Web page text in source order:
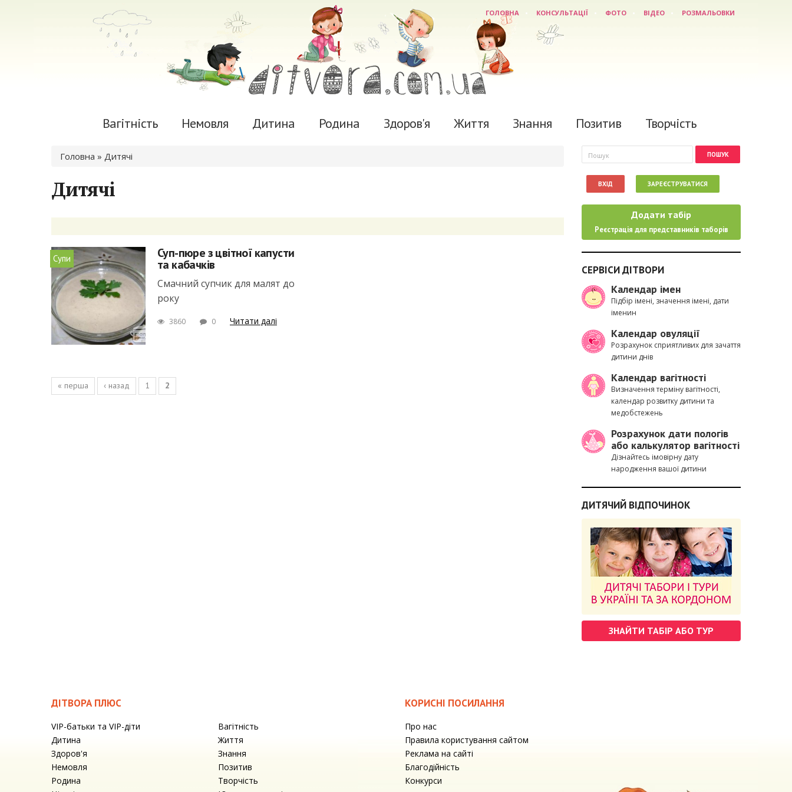
ГОЛОВНА КОНСУЛЬТАЦІЇ ФОТО ВІДЕО РОЗМАЛЬОВКИ
Вагітність Немовля Дитина Родина Здоров'я Життя Знання Позитив Творчість
Ви є тут
Головна » Дитячі
Дитячі
Супи Суп-пюре з цвітної капусти
та кабачків
Смачний супчик для малят до
року
3860 0 Читати далі
Сторінки
« перша ‹ назад 1 2
Пошукова форма
Пошук
ВХІД ЗАРЕЄСТРУВАТИСЯ
Додати табір
Реєстрація для представників таборів
СЕРВІСИ ДІТВОРИ
Календар імен
Підбір імені, значення імені, дати
іменин
Календар овуляції
Розрахунок сприятливих для зачаття
дитини днів
Календар вагітності
Визначення терміну вагітності,
календар розвитку дитини та
медобстежень
Розрахунок дати пологів
або калькулятор вагітності
Дізнайтесь імовірну дату
народження вашої дитини
ДИТЯЧИЙ ВІДПОЧИНОК
ЗНАЙТИ ТАБІР АБО ТУР
ДІТВОРА ПЛЮС
VIP-батьки та VIP-діти
Вагітність
Дитина
Життя
Здоров'я
Знання
Немовля
Позитив
Родина
Творчість
КОРИСНІ ПОСИЛАННЯ
Про нас
Правила користування сайтом
Реклама на сайті
Благодійність
Конкурси